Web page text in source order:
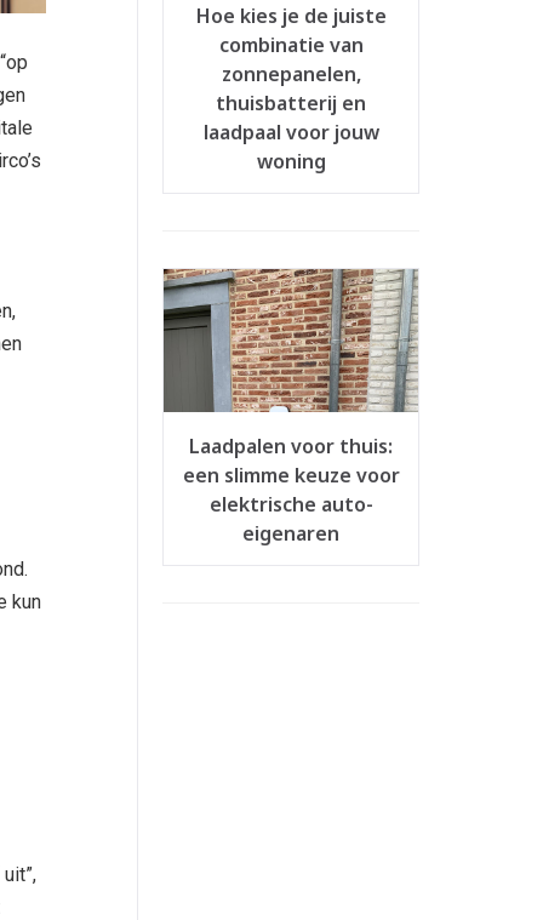
kun
Hoe kies je de juiste
combinatie van
zonnepanelen,
thuisbatterij en
laadpaal voor jouw
woning
Laadpalen voor thuis:
een slimme keuze voor
elektrische auto-
eigenaren